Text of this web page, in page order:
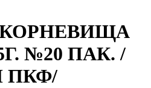
№20 ПАК. /
ПКФ/